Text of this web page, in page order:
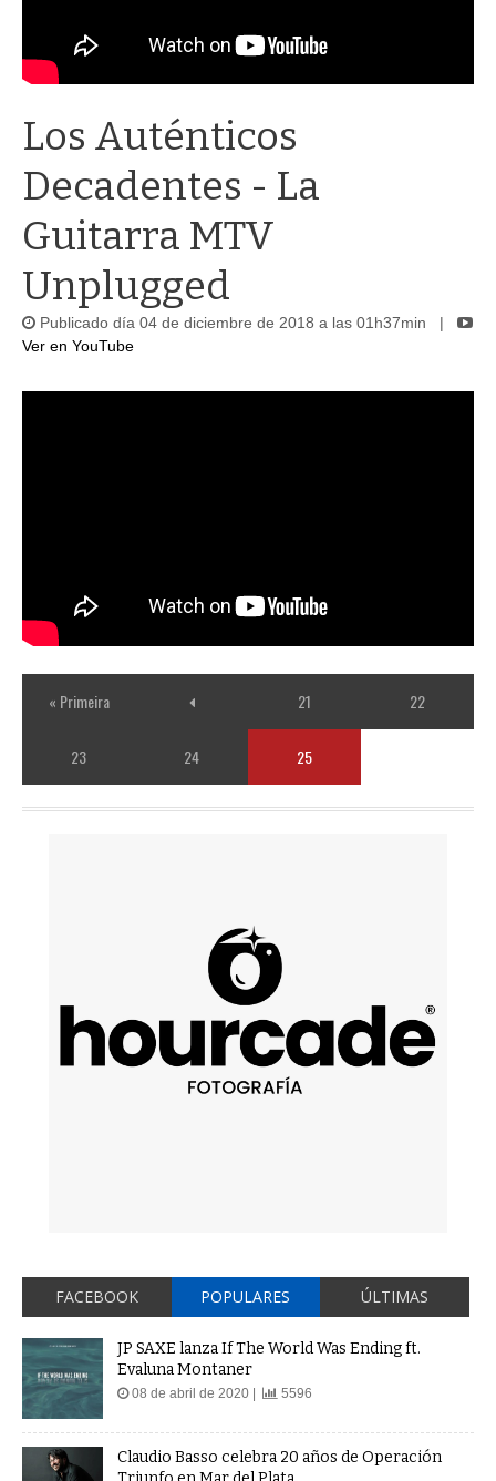
Los Auténticos
Decadentes - La
Guitarra MTV
Unplugged
Publicado día 04 de diciembre de 2018 a las 01h37min |
Ver en YouTube
« Primeira 21 22
23 24 25
FACEBOOK POPULARES ÚLTIMAS
JP SAXE lanza If The World Was Ending ft.
Evaluna Montaner
08 de abril de 2020 | 5596
Claudio Basso celebra 20 años de Operación